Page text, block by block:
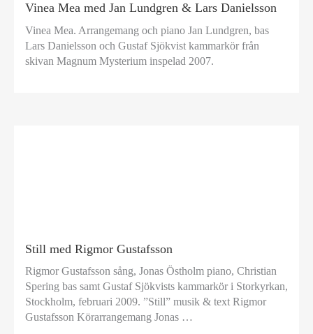
Vinea Mea med Jan Lundgren & Lars Danielsson
Vinea Mea. Arrangemang och piano Jan Lundgren, bas
Lars Danielsson och Gustaf Sjökvist kammarkör från
skivan Magnum Mysterium inspelad 2007.
Still med Rigmor Gustafsson
Rigmor Gustafsson sång, Jonas Östholm piano, Christian
Spering bas samt Gustaf Sjökvists kammarkör i Storkyrkan,
Stockholm, februari 2009. ”Still” musik & text Rigmor
Gustafsson Körarrangemang Jonas …